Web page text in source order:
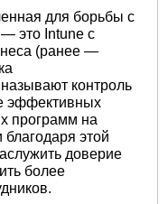
для борьбы с
это Intune с
(ранее —
контроль
эффективных
программ на
этой
доверие
более